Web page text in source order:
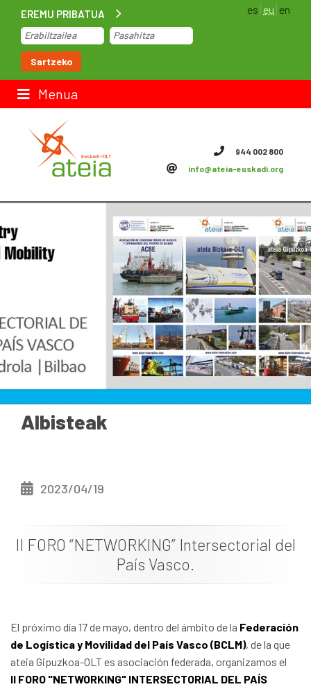
EREMU PRIBATUA
Sartzeko
es eu en
Menua
Hasiera
Lan-poltsa
Kontaktua
Azpiegiturak
ateia Bizkaia
ateia Gipuzkoa
Dokumentazioa
Albisteak
944 002 800
info@ateia-euskadi.org
Albisteak
2023/04/19
II FORO “NETWORKING” Intersectorial del
País Vasco.
El próximo día 17 de mayo, dentro del ámbito de la Federación
de Logística y Movilidad del País Vasco (BCLM), de la que
ateia Gipuzkoa-OLT es asociación federada, organizamos el
II FORO "NETWORKING" INTERSECTORIAL DEL PAÍS